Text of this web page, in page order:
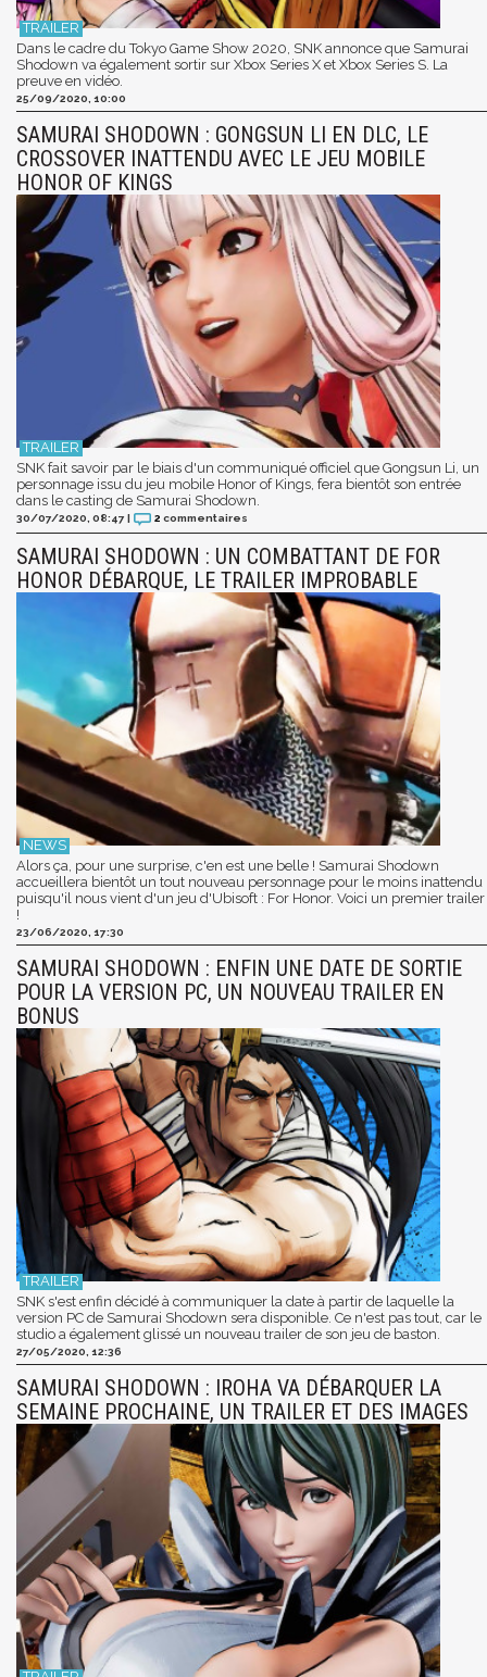
Dans le cadre du Tokyo Game Show 2020, SNK annonce que Samurai
Shodown va également sortir sur Xbox Series X et Xbox Series S. La
preuve en vidéo.
25/09/2020, 10:00
SAMURAI SHODOWN : GONGSUN LI EN DLC, LE
CROSSOVER INATTENDU AVEC LE JEU MOBILE
HONOR OF KINGS
SNK fait savoir par le biais d'un communiqué officiel que Gongsun Li, un
personnage issu du jeu mobile Honor of Kings, fera bientôt son entrée
dans le casting de Samurai Shodown.
30/07/2020, 08:47 | 2 commentaires
SAMURAI SHODOWN : UN COMBATTANT DE FOR
HONOR DÉBARQUE, LE TRAILER IMPROBABLE
Alors ça, pour une surprise, c'en est une belle ! Samurai Shodown
accueillera bientôt un tout nouveau personnage pour le moins inattendu
puisqu'il nous vient d'un jeu d'Ubisoft : For Honor. Voici un premier trailer
!
23/06/2020, 17:30
SAMURAI SHODOWN : ENFIN UNE DATE DE SORTIE
POUR LA VERSION PC, UN NOUVEAU TRAILER EN
BONUS
SNK s'est enfin décidé à communiquer la date à partir de laquelle la
version PC de Samurai Shodown sera disponible. Ce n'est pas tout, car le
studio a également glissé un nouveau trailer de son jeu de baston.
27/05/2020, 12:36
SAMURAI SHODOWN : IROHA VA DÉBARQUER LA
SEMAINE PROCHAINE, UN TRAILER ET DES IMAGES